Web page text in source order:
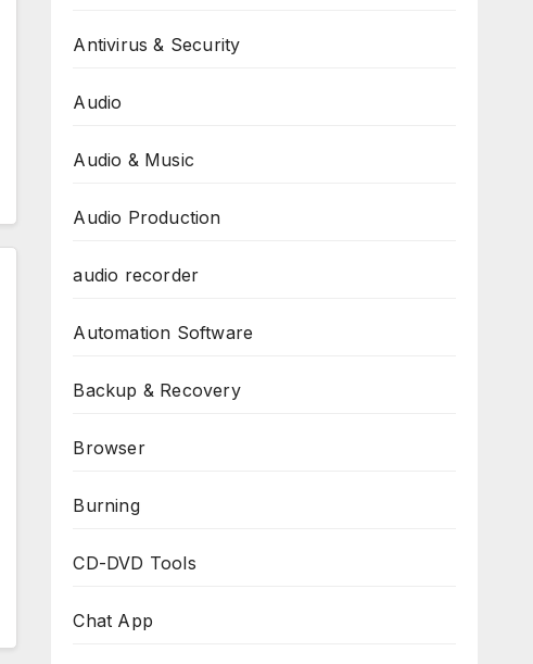
Antivirus & Security
Audio
Audio & Music
Audio Production
audio recorder
Automation Software
Backup & Recovery
Browser
Burning
CD-DVD Tools
Chat App